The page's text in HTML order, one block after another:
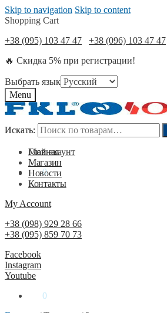
Skip to navigation Skip to content
Shopping Cart
+38 (095) 103 47 47
+38 (096) 103 47 47
🔥 Скидка 5% при регистрации!
Выбрать язык
Menu
Искать:
Мой акаунт
0₴ 0
Искать:
Главная
Магазин
Новости
Контакты
My Account
+38 (098) 929 28 66
+38 (095) 859 70 73
Facebook
Instagram
Youtube
0